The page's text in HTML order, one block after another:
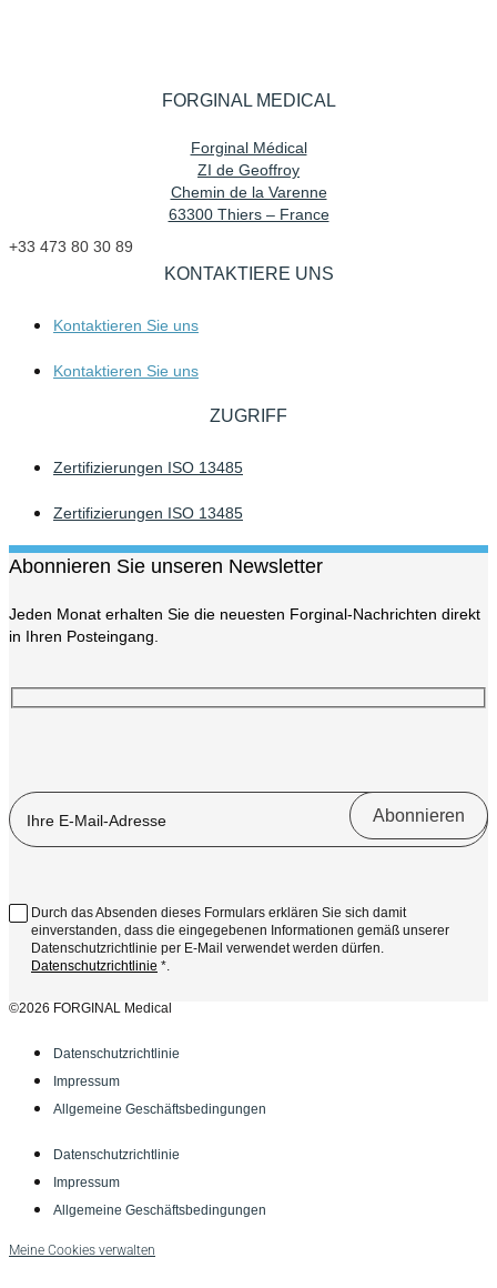
FORGINAL MEDICAL
Forginal Médical
ZI de Geoffroy
Chemin de la Varenne
63300 Thiers – France
+33 473 80 30 89
KONTAKTIERE UNS
Kontaktieren Sie uns
Kontaktieren Sie uns
ZUGRIFF
Zertifizierungen ISO 13485
Zertifizierungen ISO 13485
Abonnieren Sie unseren Newsletter
Jeden Monat erhalten Sie die neuesten Forginal-Nachrichten direkt
in Ihren Posteingang.
Durch das Absenden dieses Formulars erklären Sie sich damit
einverstanden, dass die eingegebenen Informationen gemäß unserer
Datenschutzrichtlinie per E-Mail verwendet werden dürfen.
Datenschutzrichtlinie *.
©2026 FORGINAL Medical
Datenschutzrichtlinie
Impressum
Allgemeine Geschäftsbedingungen
Datenschutzrichtlinie
Impressum
Allgemeine Geschäftsbedingungen
Meine Cookies verwalten